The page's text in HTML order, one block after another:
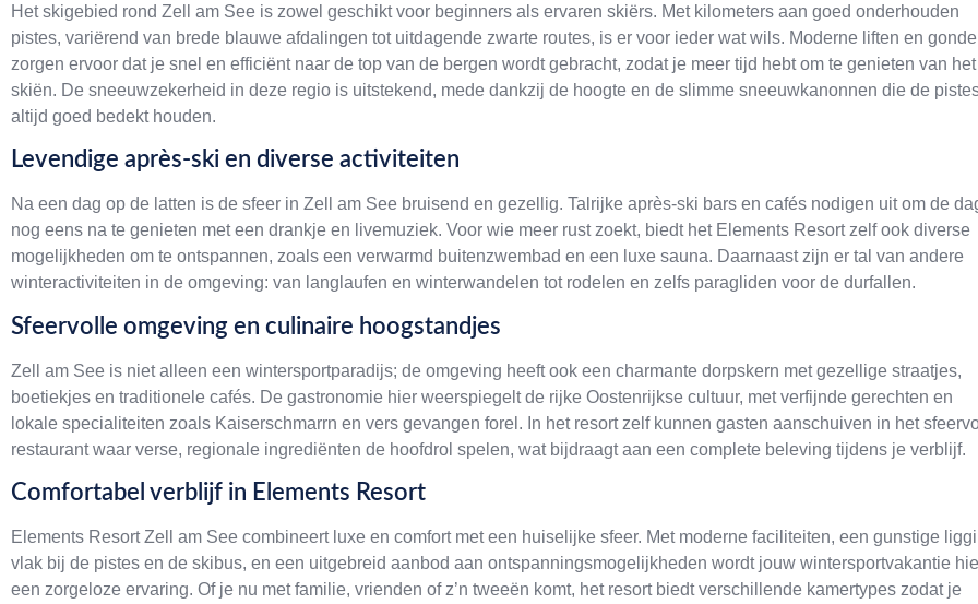
Het skigebied rond Zell am See is zowel geschikt voor beginners als ervaren skiërs. Met kilometers aan goed onderhouden
pistes, variërend van brede blauwe afdalingen tot uitdagende zwarte routes, is er voor ieder wat wils. Moderne liften en
zorgen ervoor dat je snel en efficiënt naar de top van de bergen wordt gebracht, zodat je meer tijd hebt om te genieten van het
skiën. De sneeuwzekerheid in deze regio is uitstekend, mede dankzij de hoogte en de slimme sneeuwkanonnen die de
altijd goed bedekt houden.
Levendige après-ski en diverse activiteiten
Na een dag op de latten is de sfeer in Zell am See bruisend en gezellig. Talrijke après-ski bars en cafés nodigen uit om de
nog eens na te genieten met een drankje en livemuziek. Voor wie meer rust zoekt, biedt het Elements Resort zelf ook diverse
mogelijkheden om te ontspannen, zoals een verwarmd buitenzwembad en een luxe sauna. Daarnaast zijn er tal van andere
winteractiviteiten in de omgeving: van langlaufen en winterwandelen tot rodelen en zelfs paragliden voor de durfallen.
Sfeervolle omgeving en culinaire hoogstandjes
Zell am See is niet alleen een wintersportparadijs; de omgeving heeft ook een charmante dorpskern met gezellige straatjes,
boetiekjes en traditionele cafés. De gastronomie hier weerspiegelt de rijke Oostenrijkse cultuur, met verfijnde gerechten en
lokale specialiteiten zoals Kaiserschmarrn en vers gevangen forel. In het resort zelf kunnen gasten aanschuiven in het
restaurant waar verse, regionale ingrediënten de hoofdrol spelen, wat bijdraagt aan een complete beleving tijdens je verblijf.
Comfortabel verblijf in Elements Resort
Elements Resort Zell am See combineert luxe en comfort met een huiselijke sfeer. Met moderne faciliteiten, een gunstige
vlak bij de pistes en de skibus, en een uitgebreid aanbod aan ontspanningsmogelijkheden wordt jouw wintersportvakantie
een zorgeloze ervaring. Of je nu met familie, vrienden of z’n tweeën komt, het resort biedt verschillende kamertypes zodat je